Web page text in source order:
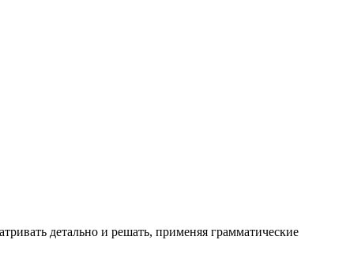
детально и решать, применяя грамматические